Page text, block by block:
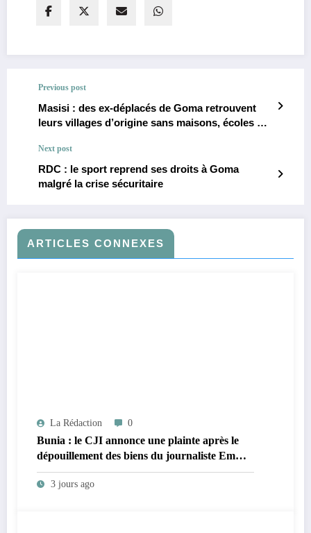
Previous post
Masisi : des ex-déplacés de Goma retrouvent
leurs villages d’origine sans maisons, écoles ni
Next post
RDC : le sport reprend ses droits à Goma
malgré la crise sécuritaire
ARTICLES CONNEXES
La Rédaction 0
Bunia : le CJI annonce une plainte après le
dépouillement des biens du journaliste Emma
Sage Mukadi par des patrouilleurs
3 jours ago